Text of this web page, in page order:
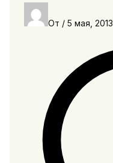
От / 5 мая, 2013